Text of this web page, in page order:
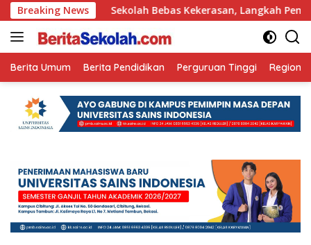
Langsung
ke
konten
Breaking News
Ini Sekolah Bebas Kekerasan, Langkah Pemkot
Berita Umum Berita Pendidikan Perguruan Tinggi Regional